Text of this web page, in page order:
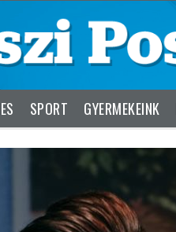
SPORT GYERMEKEINK